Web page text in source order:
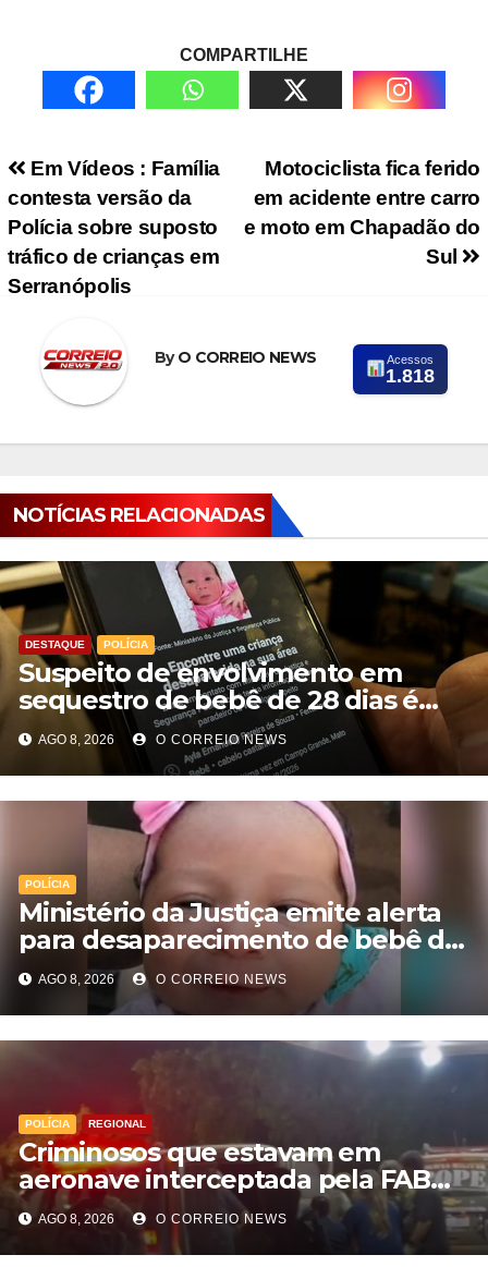
COMPARTILHE
Navegação de PostMotociclista fica ferido
em acidente entre carro
e moto em Chapadão do
Sul
Em Vídeos : Família
contesta versão da
Polícia sobre suposto
tráfico de crianças em
Serranópolis
ByO CORREIO NEWS Acessos
1.818
NOTÍCIAS RELACIONADAS
DESTAQUE POLÍCIA
Suspeito de envolvimento em
sequestro de bebê de 28 dias é
preso na Capital
AGO 8, 2026 O CORREIO NEWS
POLÍCIA
Ministério da Justiça emite alerta
para desaparecimento de bebê de
28 dias em MS; polícia apura
suposto sequestro
AGO 8, 2026 O CORREIO NEWS
POLÍCIA REGIONAL
Criminosos que estavam em
aeronave interceptada pela FAB
em MS morrem durante confronto
com o Bope
AGO 8, 2026 O CORREIO NEWS